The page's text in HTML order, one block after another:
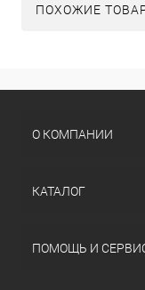
ПОХОЖИЕ
О КОМПАНИИ
КАТАЛОГ
ПОМОЩЬ И